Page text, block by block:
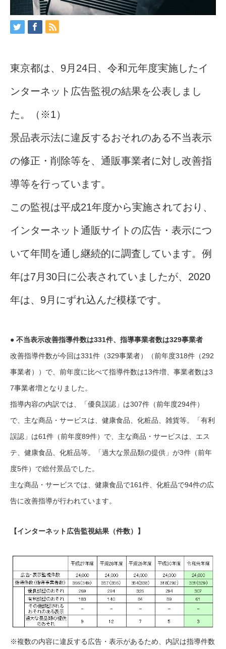
東京都は、9月24日、令和元年度実施したイ
ンターネット広告監視の結果を公表しまし
た。（※1）
景品表示法に違反するおそれのある不当表示
の修正・削除等を、通販事業者に対し改善指
導等を行っています。
この監視は平成21年度から実施されており、
インターネット通販サイトの広告・表示につ
いて年間を通し継続的に調査しています。例
年は7月30日に公表されていましたが、2020
年は、9月にずれ込んだ模様です。
● 不当表示改善指導件数は331件、指導事業者数は329事業者
改善指導件数が今回は331件（329事業者）（前年度318件（292
事業者））で、前年度に比べて指導件数は13件増、事業者数は3
7事業者増となりました。
指導内容の内訳では、「優良誤認」は307件（前年度294件）
で、主な商品・サービスは、健康食品、化粧品、雑貨等。「有利
誤認」は61件（前年度89件）で、主な商品・サービスは、エス
テ、健康食品、化粧品等。「過大な景品類の提供」が3件（前年
度5件）で総付景品でした。
主な商品・サービスでは、健康食品で161件、化粧品で94件の広
告に改善指導が行われています。
【インターネット広告監視結果（件数）】
※複数の内容に違反する広告・表示があるため、内訳は指導件数